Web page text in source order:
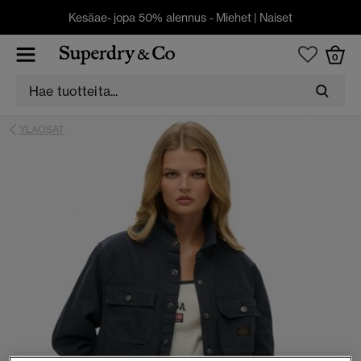
Kesäae- jopa 50% alennus - Miehet | Naiset
0
YLAOSAT